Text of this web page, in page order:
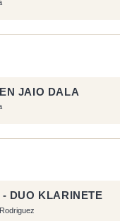
JAIO DALA
DUO KLARINETE